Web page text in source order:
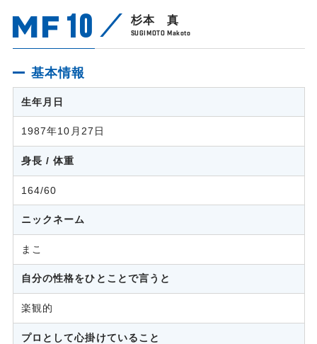
MF 10 杉本 真
SUGIMOTO Makoto
基本情報
生年月日
1987年10月27日
身長 / 体重
164/60
ニックネーム
まこ
自分の性格をひとことで言うと
楽観的
プロとして心掛けていること